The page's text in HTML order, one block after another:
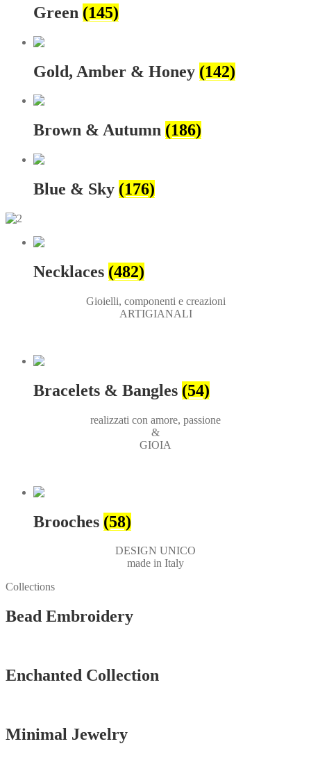
Green (145)
Gold, Amber & Honey (142)
Brown & Autumn (186)
Blue & Sky (176)
Necklaces (482)
Gioielli, componenti e creazioni
ARTIGIANALI
Bracelets & Bangles (54)
realizzati con amore, passione
&
GIOIA
Brooches (58)
DESIGN UNICO
made in Italy
Collections
Bead Embroidery
Enchanted Collection
Minimal Jewelry